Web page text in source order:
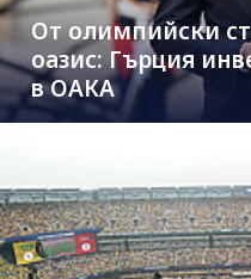
От олимпийски
оазис: Гърция
в ОАКА